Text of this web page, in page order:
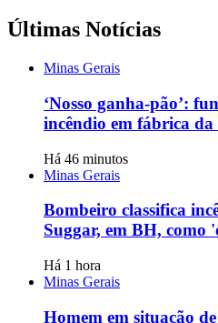
Últimas Notícias
Minas Gerais
‘Nosso ganha-pão’:
incêndio em fábrica
Há 46 minutos
Minas Gerais
Bombeiro classifica
Suggar, em BH, como
Há 1 hora
Minas Gerais
Homem em situação